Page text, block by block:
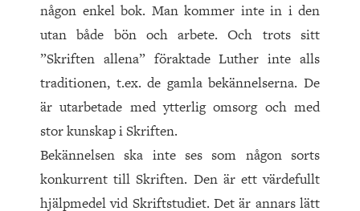
någon enkel bok. Man kommer inte in i den
utan både bön och arbete. Och trots sitt
”Skriften allena” föraktade Luther inte alls
traditionen, t.ex. de gamla bekännelserna. De
är utarbetade med ytterlig omsorg och med
stor kunskap i Skriften.
Bekännelsen ska inte ses som någon sorts
konkurrent till Skriften. Den är ett värdefullt
hjälpmedel vid Skriftstudiet. Det är annars lätt